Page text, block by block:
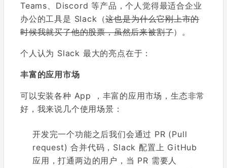
Teams、Discord 等产品，个人觉得最适合企业
办公的工具是 Slack（这也是为什么它刚上市的
时候我就买了他的股票，虽然后来被割了）。
个人认为 Slack 最大的亮点在于：
丰富的应用市场
可以安装各种 App ，丰富的应用市场，生态非常
好，我来说几个使用场景：
开发完一个功能之后我们会通过 PR (Pull
request) 合并代码，Slack 配置上 GitHub
应用，打通两边的用户，当 PR 需要人